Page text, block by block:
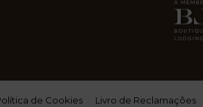
de Cookies
Livro de Reclamações